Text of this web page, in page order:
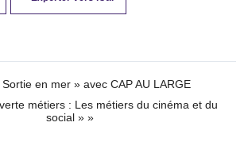
en mer » avec CAP AU LARGE
métiers : Les métiers du cinéma et du
social » »